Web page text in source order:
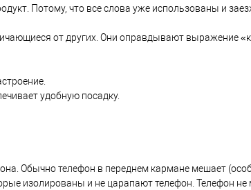
Потому, что все слова уже использованы и
от других. Они оправдывают выражение
удобную посадку.
Обычно телефон в переднем кармане мешает
изолированы и не царапают телефон. Телефон не